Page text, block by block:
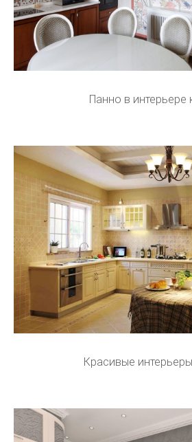
Панно в интерьере
Красивые